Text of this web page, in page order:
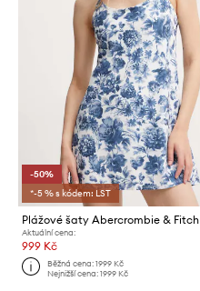
-50%
*-5 % s kódem: LST
Plážové šaty Abercrombie & Fitch
Aktuální cena:
999 Kč
Běžná cena:1999 Kč
Nejnižší cena:1999 Kč